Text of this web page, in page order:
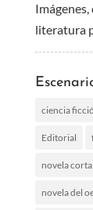
literatura
ciencia
Editorial
novela corta
novela del